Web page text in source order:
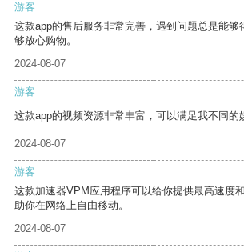
游客
这款app的售后服务非常完善，遇到问题总是能够
够放心购物。
2024-08-07
游客
这款app的视频资源非常丰富，可以满足我不同的
2024-08-07
游客
这款加速器VPM应用程序可以给你提供最高速度
助你在网络上自由移动。
2024-08-07